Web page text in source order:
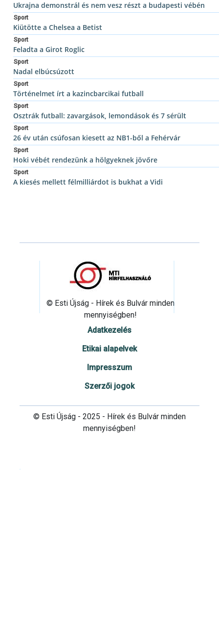
Ukrajna demonstrál és nem vesz részt a budapesti vébén
Sport
Kiütötte a Chelsea a Betist
Sport
Feladta a Girot Roglic
Sport
Nadal elbúcsúzott
Sport
Történelmet írt a kazincbarcikai futball
Sport
Osztrák futball: zavargások, lemondások és 7 sérült
Sport
26 év után csúfosan kiesett az NB1-ből a Fehérvár
Sport
Hoki vébét rendezünk a hölgyeknek jövőre
Sport
A kiesés mellett félmilliárdot is bukhat a Vidi
© Esti Újság - Hírek és Bulvár minden
mennyiségben!
Adatkezelés
Etikai alapelvek
Impresszum
Szerzői jogok
© Esti Újság - 2025 - Hírek és Bulvár minden
mennyiségben!